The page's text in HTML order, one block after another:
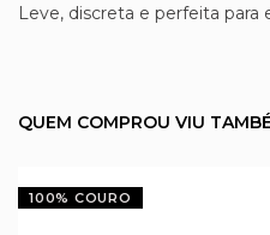
Leve, discreta e perfeita para
QUEM COMPROU VIU
100% COURO